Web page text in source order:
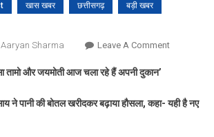
खास खबर छत्तीसगढ़
बड़ी खबर
Aaryan Sharma Leave A CommentOn
एक
तामो और जयमोती आज चला रहे हैं अपनी दुकान’
ने पानी की बोतल खरीदकर बढ़ाया हौसला, कहा- यही है नए